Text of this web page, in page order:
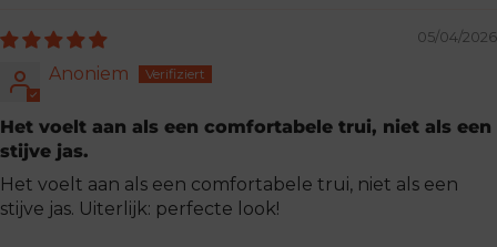
05/04/2026
Anoniem
Het voelt aan als een comfortabele trui, niet als een
stijve jas.
Het voelt aan als een comfortabele trui, niet als een
stijve jas. Uiterlijk: perfecte look!